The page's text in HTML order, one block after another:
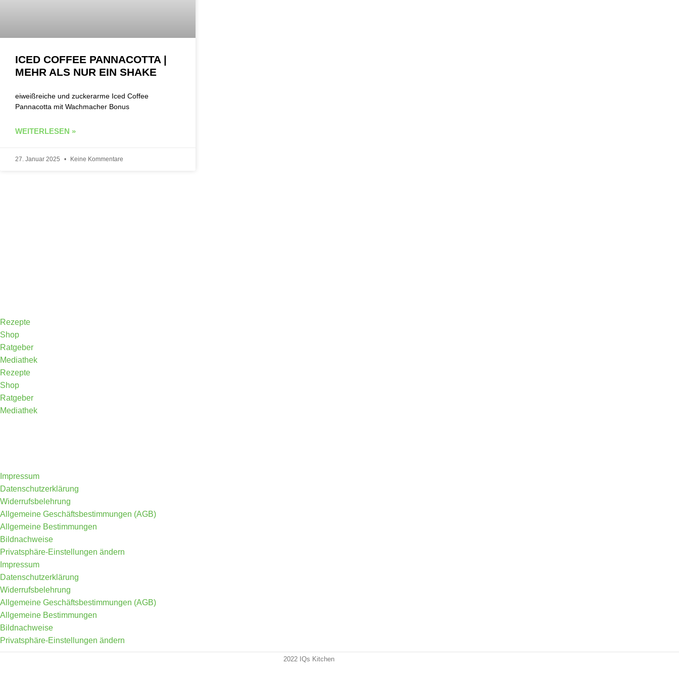
ICED COFFEE PANNACOTTA |
MEHR ALS NUR EIN SHAKE
eiweißreiche und zuckerarme Iced Coffee
Pannacotta mit Wachmacher Bonus
WEITERLESEN »
27. Januar 2025 Keine Kommentare
Rezepte
Shop
Ratgeber
Mediathek
Rezepte
Shop
Ratgeber
Mediathek
Impressum
Datenschutzerklärung
Widerrufsbelehrung
Allgemeine Geschäftsbestimmungen (AGB)
Allgemeine Bestimmungen
Bildnachweise
Privatsphäre-Einstellungen ändern
Impressum
Datenschutzerklärung
Widerrufsbelehrung
Allgemeine Geschäftsbestimmungen (AGB)
Allgemeine Bestimmungen
Bildnachweise
Privatsphäre-Einstellungen ändern
2022 IQs Kitchen